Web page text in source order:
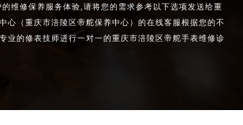
市平城区迎宾街帝舵售后服务中心（需提前预约）
市城区黄华街帝舵售后服务中心（需提前预约）
的维修保养服务体验,请将您的需求参考以下选项发送给重
心（重庆市涪陵区帝舵保养中心）的在线客服根据您的不
业的修表技师进行一对一的重庆市涪陵区帝舵手表维修诊